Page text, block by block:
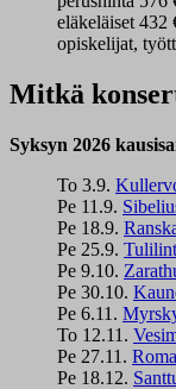
eläkeläiset 432
opiskelijat,
Mitkä
Syksyn 2026
To 3.9.
Pe 11.9.
Pe 18.9.
Pe 25.9.
Pe 9.10.
Pe 30.10.
Pe 6.11.
To 12.11.
Pe 27.11.
Pe 18.12.